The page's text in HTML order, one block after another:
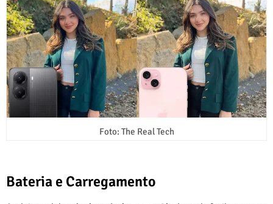
Foto: The Real Tech
Bateria e Carregamento